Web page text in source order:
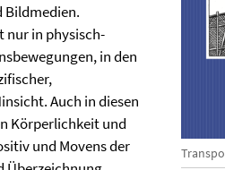
Bildmedien.
nur in physisch-
in den
Auch in diesen
Körperlichkeit und
und Movens der